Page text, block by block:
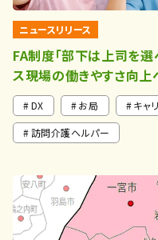
ニュースリリース
FA制度「部下は上司を
ス現場の働きやすさ向上
DX お局 キャ
訪問介護ヘルパー